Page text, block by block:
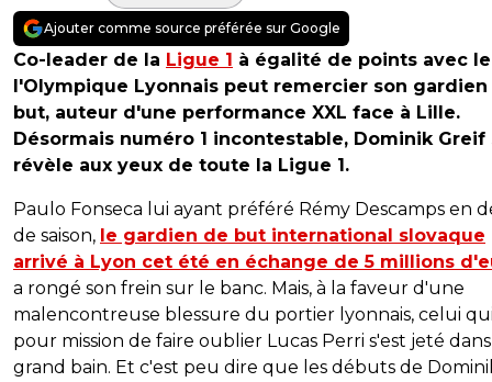
Ajouter comme source préférée sur Google
Co-leader de la Ligue 1 à égalité de points avec le
l'Olympique Lyonnais peut remercier son
but, auteur d'une performance XXL face à Lille.
Désormais numéro 1 incontestable, Dominik Greif
révèle aux yeux de toute la Ligue 1.
Paulo Fonseca lui ayant préféré Rémy Descamps en
de saison, le gardien de but international slovaque
arrivé à Lyon cet été en échange de 5 millions
a rongé son frein sur le banc. Mais, à la faveur d'une
malencontreuse blessure du portier lyonnais, celui
pour mission de faire oublier Lucas Perri s'est jeté
grand bain. Et c'est peu dire que les débuts de